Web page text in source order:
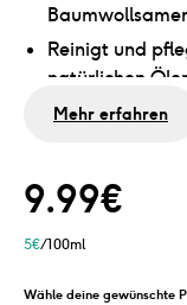
Reinigt und
natürlichen
0% SLES
Für alle
empfindliche
Mehr erfahren
9.99€
5€/100ml
Wähle deine gewünschte